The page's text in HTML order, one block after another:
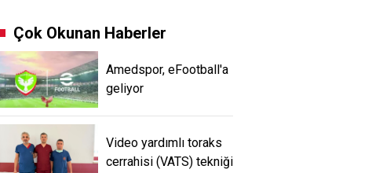
Çok Okunan Haberler
Amedspor, eFootball'a
geliyor
Video yardımlı toraks
cerrahisi (VATS) tekniği